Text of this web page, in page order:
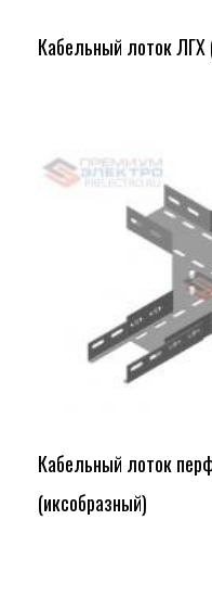
Кабельный лоток ЛГХ
Кабельный лоток
(иксобразный)